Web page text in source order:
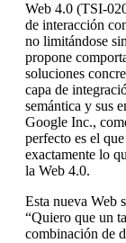
Web 4.0 (TSI-
de interacción
no limitándose
propone
soluciones
capa de
semántica y sus
Google Inc.,
perfecto es el
exactamente lo
la Web 4.0.
Esta nueva Web
“Quiero que un
combinación de